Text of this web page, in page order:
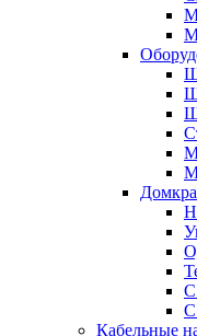
С
С
Кабельные